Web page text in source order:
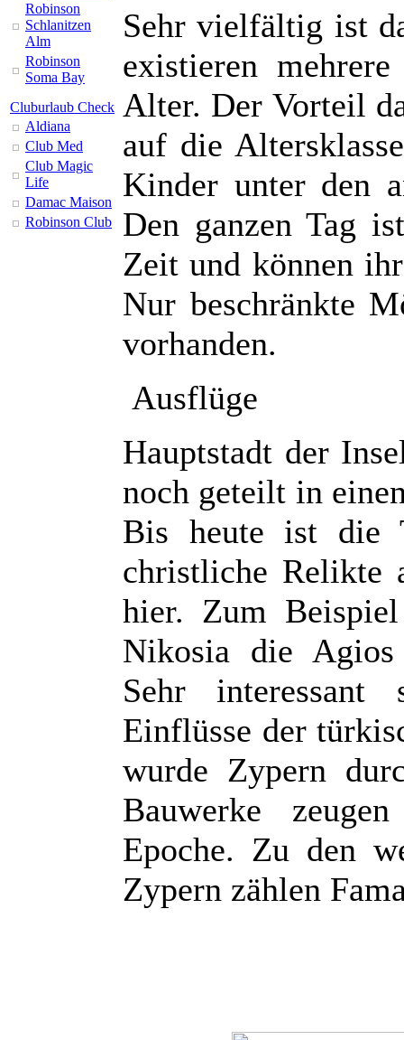
Robinson
Schlanitzen
Alm
Robinson
Soma Bay
Cluburlaub Check
Aldiana
Club Med
Club Magic
Life
Damac Maison
Robinson Club
Sehr vielfältig ist
existieren
Alter. Der Vorteil
auf die
Kinder unter den
Den ganzen Tag
Zeit und können
Nur beschränkte
vorhanden.
Ausflüge
Hauptstadt der
noch geteilt in
Bis heute ist die
christliche Relikte
hier. Zum
Nikosia die Agios
Sehr
Einflüsse der
wurde Zypern
Bauwerke
Epoche. Zu den
Zypern zählen